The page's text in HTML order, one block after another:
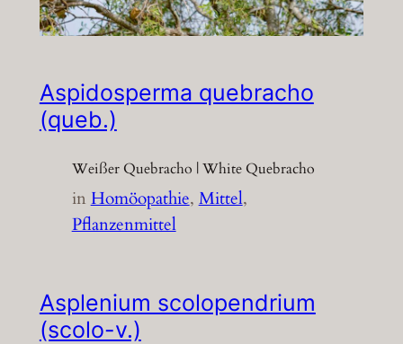
Aspidosperma quebracho
(queb.)
Weißer Quebracho | White Quebracho
inHomöopathie, Mittel
Pflanzenmittel
Asplenium scolopendrium
(scolo-v.)